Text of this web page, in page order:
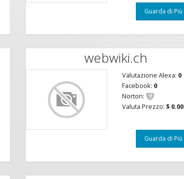
Guarda di Più
webwiki.ch
Valutazione Alexa: 0
Facebook: 0
Norton:
Valuta Prezzo: $ 0.00
Guarda di Più